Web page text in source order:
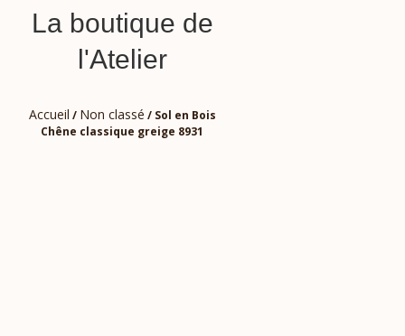
La boutique de
l'Atelier
Accueil / Non classé / Sol en Bois
Chêne classique greige 8931